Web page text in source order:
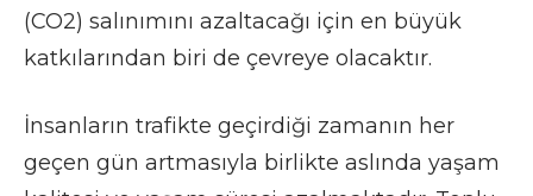
(CO2) salınımını azaltacağı için en büyük
katkılarından biri de çevreye olacaktır.
İnsanların trafikte geçirdiği zamanın her
geçen gün artmasıyla birlikte aslında yaşam